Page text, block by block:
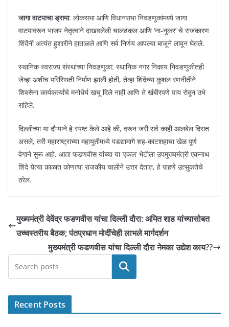
जागा वाटपाचा ड्रामा: लोकसभा आणि विधानसभा निवडणुकांमध्ये जागा
वाटपावरून भाजप नेतृत्वाने दाखवलेली चालढकल आणि ‘ना-नुकर’ चे राजकारण
शिंदेंनी अत्यंत हुशारीने हाताळले आणि सर्व निर्णय आपल्या बाजूने लावून घेतले.
स्थानिक स्वराज्य संस्थांच्या निवडणुका: स्थानिक नगर निकाय निवडणुकीतही
जेव्हा अशीच परिस्थिती निर्माण झाली होती, तेव्हा शिंदेंच्या कुशल रणनीतीने
शिवसेना कार्यकर्त्यांचे मनोधैर्य खचू दिले नाही आणि ते खंबीरपणे पाय रोवून उभे
राहिले.
दिल्लीच्या या दौऱ्याने हे स्पष्ट केले आहे की, वरून जरी सर्व काही आलबेल दिसत
असले, तरी महाराष्ट्राच्या महायुतीमध्ये पडद्यामागे शह-काटशहाचा खेळ पूर्ण
वेगाने सुरू आहे. आता फडणवीस यांच्या या ‘एकल’ भेटीला उपमुख्यमंत्री एकनाथ
शिंदे येत्या काळात कोणत्या राजकीय चालीने उत्तर देतात, हे पाहणे उत्सुकतेचे
ठरेल.
मुख्यमंत्री देवेंद्र फडणवीस यांचा दिल्ली दौरा: अमित शाह यांच्यासोबत
उच्चस्तरीय बैठक; पंतप्रधान मोदींचेही लाभले मार्गदर्शन
मुख्यमंत्री फडणवीस यांचा दिल्ली दौरा नेमका उद्येश काय??
Search
Recent Posts